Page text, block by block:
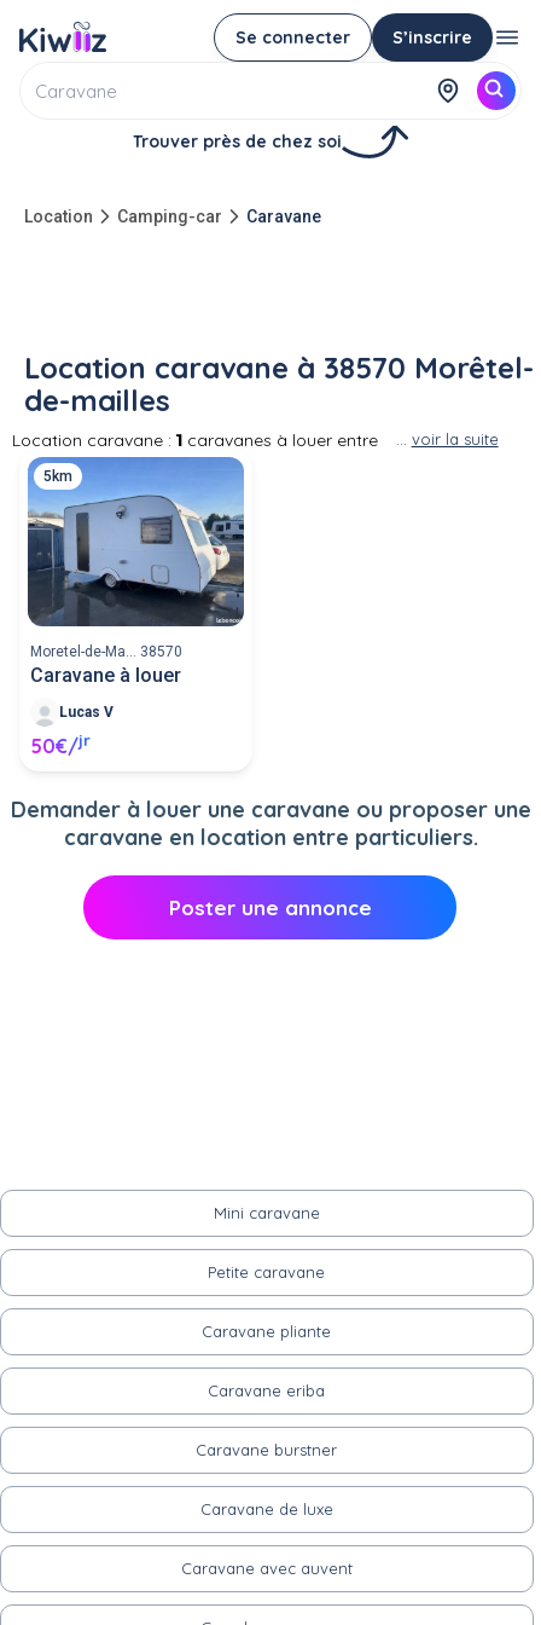
Se connecter S’inscrire
Trouver près de chez soi
Location Camping-car Caravane
Location caravane à 38570 Morêtel-
de-mailles
Location caravane : 1 caravanes à louer entre
particuliers à 38570 Morêtel-de-mailles Vous
pouvez louer la caravane d'un particulier parmi
vos voisins lorsqu'il n'en a pas besoin. La
location de caravane pour votre prochain
séjour de vacances ou toute autre occasion
est un mode d'hébergement pratique et pas
cher. Assurez vous de disposer du matériel
nécessaire pour tracter la caravane avant de
location. Si vous posséder une caravane :
proposer sa location entre particuliers afin de
compléter vos revenus.
voir la suite
5km
Moretel-de-Ma... 38570
Caravane à louer
Lucas V
50€/jr
Demander à louer une caravane ou proposer une
caravane en location entre particuliers.
Poster une annonce
Mini caravane
Petite caravane
Caravane pliante
Caravane eriba
Caravane burstner
Caravane de luxe
Caravane avec auvent